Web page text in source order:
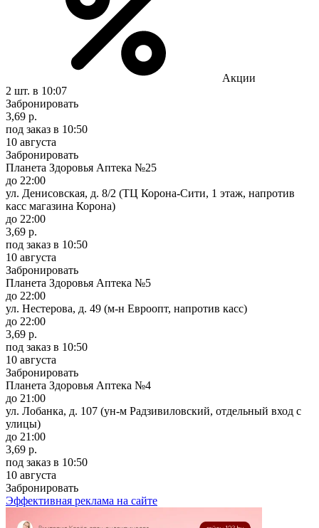
Акции
2 шт. в 10:07
Забронировать
3,69 р.
под заказ в 10:50
10 августа
Забронировать
Планета Здоровья Аптека №25
до 22:00
ул. Денисовская, д. 8/2 (ТЦ Корона-Сити, 1 этаж, напротив
касс магазина Корона)
до 22:00
3,69 р.
под заказ в 10:50
10 августа
Забронировать
Планета Здоровья Аптека №5
до 22:00
ул. Нестерова, д. 49 (м-н Евроопт, напротив касс)
до 22:00
3,69 р.
под заказ в 10:50
10 августа
Забронировать
Планета Здоровья Аптека №4
до 21:00
ул. Лобанка, д. 107 (ун-м Радзивиловский, отдельный вход с
улицы)
до 21:00
3,69 р.
под заказ в 10:50
10 августа
Забронировать
Эффективная реклама на сайте